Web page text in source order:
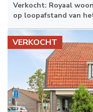
Verkocht: Royaal
op loopafstand van
VERKOCHT